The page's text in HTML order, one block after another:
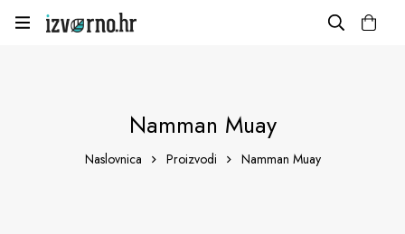
Namman Muay
Naslovnica Proizvodi Namman Muay